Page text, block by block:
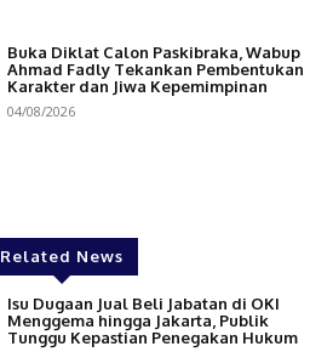
Buka Diklat Calon Paskibraka, Wabup
Ahmad Fadly Tekankan Pembentukan
Karakter dan Jiwa Kepemimpinan
04/08/2026
Related News
Isu Dugaan Jual Beli Jabatan di OKI
Menggema hingga Jakarta, Publik
Tunggu Kepastian Penegakan Hukum